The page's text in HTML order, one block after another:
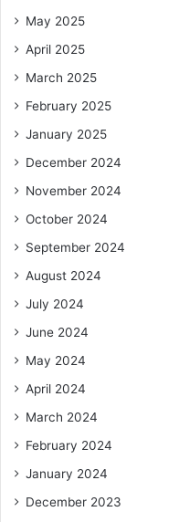
May 2025
April 2025
March 2025
February 2025
January 2025
December 2024
November 2024
October 2024
September 2024
August 2024
July 2024
June 2024
May 2024
April 2024
March 2024
February 2024
January 2024
December 2023